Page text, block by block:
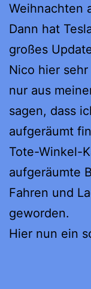
Weihnachten
Dann hat
großes
Nico hier
nur aus
sagen, dass
aufgeräumt
Tote-Winkel-
aufgeräumte
Fahren und
geworden.
Hier nun ein